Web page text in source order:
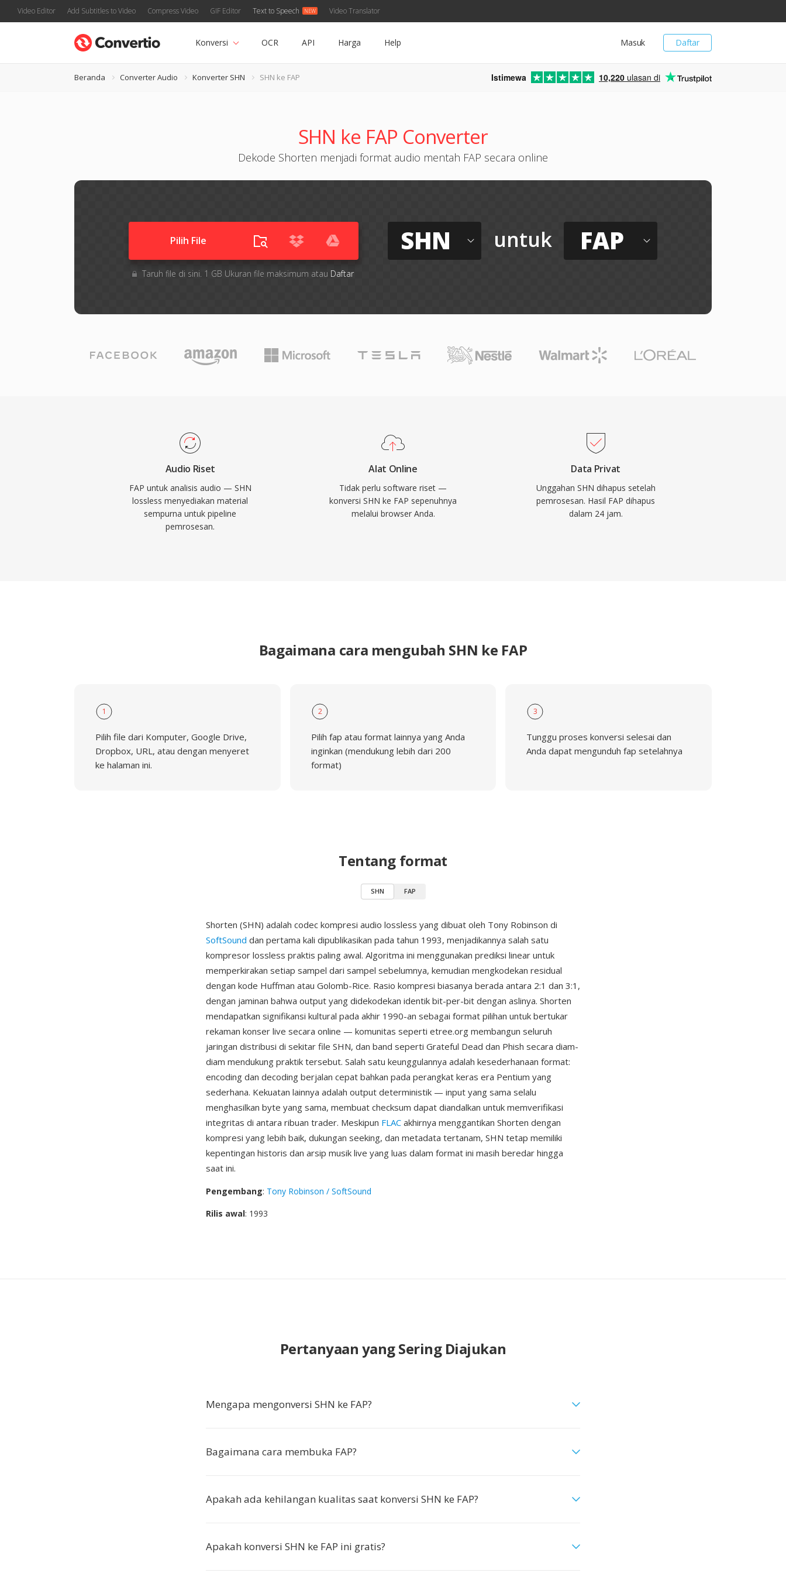
Video Editor Add Subtitles to Video Compress Video GIF Editor Text to Speech Video Translator
Daftar
Masuk
Konversi OCR API Harga Help
Beranda Converter Audio Konverter SHN SHN ke FAP Istimewa 10,220 ulasan di
SHN ke FAP Converter
Dekode Shorten menjadi format audio mentah FAP secara online
Pilih File
Taruh file di sini. 1 GB Ukuran file maksimum atau Daftar
SHN untuk FAP
Audio Riset
FAP untuk analisis audio — SHN
lossless menyediakan material
sempurna untuk pipeline
pemrosesan.
Alat Online
Tidak perlu software riset —
konversi SHN ke FAP sepenuhnya
melalui browser Anda.
Data Privat
Unggahan SHN dihapus setelah
pemrosesan. Hasil FAP dihapus
dalam 24 jam.
Bagaimana cara mengubah SHN ke FAP
1
Pilih file dari Komputer, Google Drive,
Dropbox, URL, atau dengan menyeret
ke halaman ini.
2
Pilih fap atau format lainnya yang Anda
inginkan (mendukung lebih dari 200
format)
3
Tunggu proses konversi selesai dan
Anda dapat mengunduh fap setelahnya
Tentang format
SHN FAP
Shorten (SHN) adalah codec kompresi audio lossless yang dibuat oleh Tony Robinson di
SoftSound dan pertama kali dipublikasikan pada tahun 1993, menjadikannya salah satu
kompresor lossless praktis paling awal. Algoritma ini menggunakan prediksi linear untuk
memperkirakan setiap sampel dari sampel sebelumnya, kemudian mengkodekan residual
dengan kode Huffman atau Golomb-Rice. Rasio kompresi biasanya berada antara 2:1 dan 3:1,
dengan jaminan bahwa output yang didekodekan identik bit-per-bit dengan aslinya. Shorten
mendapatkan signifikansi kultural pada akhir 1990-an sebagai format pilihan untuk bertukar
rekaman konser live secara online — komunitas seperti etree.org membangun seluruh
jaringan distribusi di sekitar file SHN, dan band seperti Grateful Dead dan Phish secara diam-
diam mendukung praktik tersebut. Salah satu keunggulannya adalah kesederhanaan format:
encoding dan decoding berjalan cepat bahkan pada perangkat keras era Pentium yang
sederhana. Kekuatan lainnya adalah output deterministik — input yang sama selalu
menghasilkan byte yang sama, membuat checksum dapat diandalkan untuk memverifikasi
integritas di antara ribuan trader. Meskipun FLAC akhirnya menggantikan Shorten dengan
kompresi yang lebih baik, dukungan seeking, dan metadata tertanam, SHN tetap memiliki
kepentingan historis dan arsip musik live yang luas dalam format ini masih beredar hingga
saat ini.
Pengembang: Tony Robinson / SoftSound
Rilis awal: 1993
Pertanyaan yang Sering Diajukan
Mengapa mengonversi SHN ke FAP?
Bagaimana cara membuka FAP?
Apakah ada kehilangan kualitas saat konversi SHN ke FAP?
Apakah konversi SHN ke FAP ini gratis?